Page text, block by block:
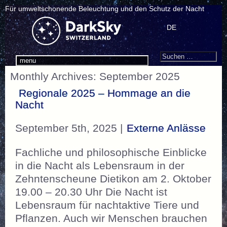
Für umweltschonende Beleuchtung und den Schutz der Nacht
menu
DE
Search
Suchen
Monthly Archives: September 2025
Regionale 2025 – Hommage an die
Nacht
September 5th, 2025 | Externe Anlässe
Fachliche und philosophische Einblicke
in die Nacht als Lebensraum in der
Zehntenscheune Dietikon am 2. Oktober
19.00 – 20.30 Uhr Die Nacht ist
Lebensraum für nachtaktive Tiere und
Pflanzen. Auch wir Menschen brauchen